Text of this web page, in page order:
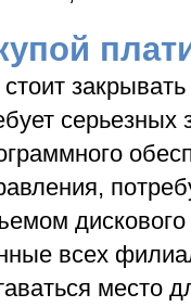
серьезных
всех
место